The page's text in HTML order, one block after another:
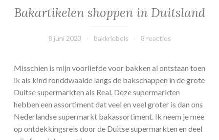
Bakartikelen shoppen in Duitsland
8 juni 2023 bakkriebels 8 reacties
Misschien is mijn voorliefde voor bakken al ontstaan toen
ik als kind ronddwaalde langs de bakschappen in de grote
Duitse supermarkten als Real. Deze supermarkten
hebben een assortiment dat veel en veel groter is dan ons
Nederlandse supermarkt bakassortiment. Ik neem je mee
op ontdekkingsreis door de Duitse supermarkten en deel